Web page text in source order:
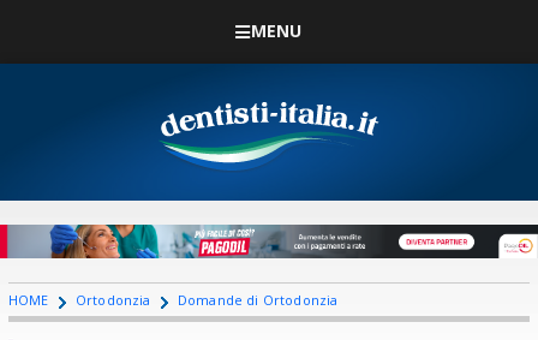
MENU
HOME Ortodonzia Domande di Ortodonzia